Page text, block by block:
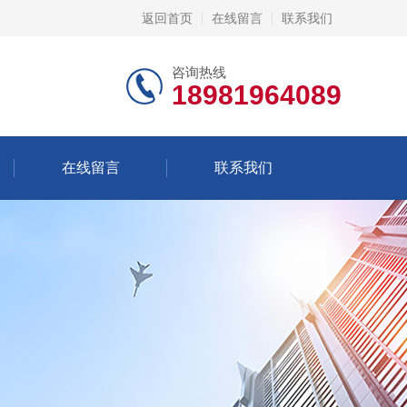
返回首页 在线留言 联系我们
咨询热线
18981964089
在线留言 联系我们